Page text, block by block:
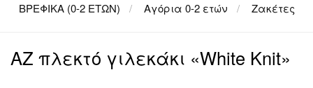
ΒΡΕΦΙΚΑ (0-2 ΕΤΩΝ) Αγόρια 0-2 ετών Ζακέτες
ΑΖ πλεκτό γιλεκάκι «White Knit»